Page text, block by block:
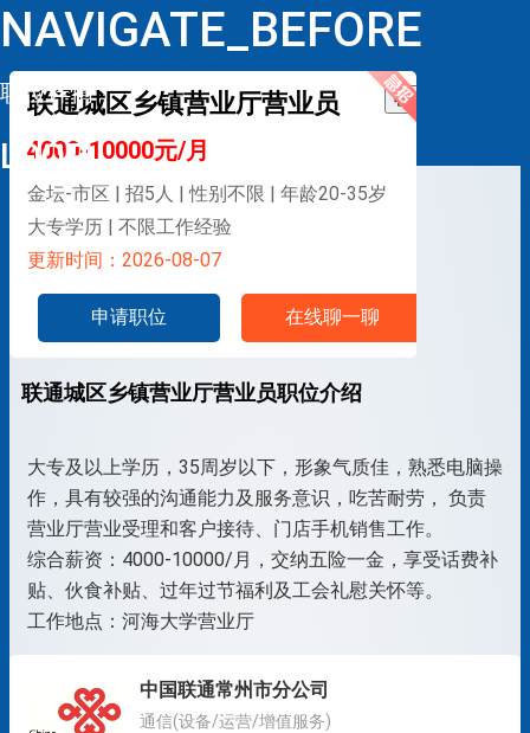
NAVIGATE_BEFORE
职位详情
LOOP
联通城区乡镇营业厅营业员 收藏
4000-10000元/月
金坛-市区 | 招5人 | 性别不限 | 年龄20-35岁
大专学历 | 不限工作经验
更新时间：2026-08-07
申请职位 在线聊一聊
联通城区乡镇营业厅营业员职位介绍
大专及以上学历，35周岁以下，形象气质佳，熟悉电脑操
作，具有较强的沟通能力及服务意识，吃苦耐劳， 负责
营业厅营业受理和客户接待、门店手机销售工作。
综合薪资：4000-10000/月，交纳五险一金，享受话费补
贴、伙食补贴、过年过节福利及工会礼慰关怀等。
工作地点：河海大学营业厅
中国联通常州市分公司
通信(设备/运营/增值服务)